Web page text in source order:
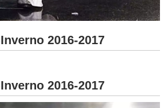
2016-2017
2016-2017